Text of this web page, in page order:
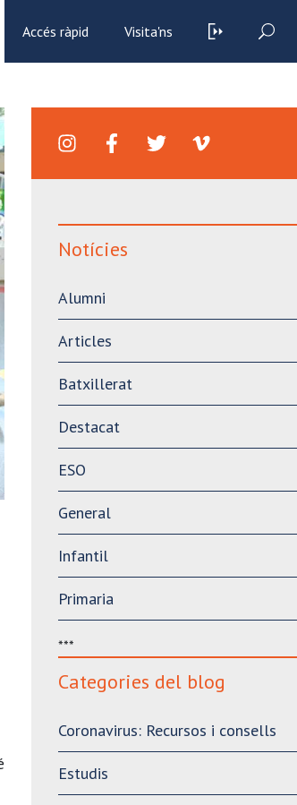
Accés ràpid Visita'ns
Notícies
Alumni
Articles
Batxillerat
Destacat
ESO
General
Infantil
Primaria
***
Categories del blog
Coronavirus: Recursos i consells
Estudis